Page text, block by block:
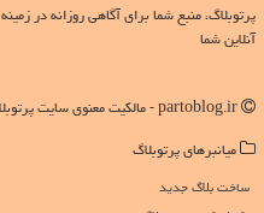
پرتوبلاگ، منبع شما برای آگاهی روزانه در
آنلاین شما
میانبرهای پرتوبلاگ
ساخت بلاگ جدید